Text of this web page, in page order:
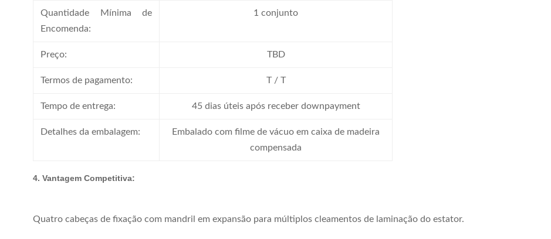
Quantidade Mínima de
Encomenda:
1 conjunto
Preço: TBD
Termos de pagamento: T / T
Tempo de entrega: 45 dias úteis após receber downpayment
Detalhes da embalagem:
Embalado com filme de vácuo em caixa de madeira
compensada
4. Vantagem Competitiva:
Quatro cabeças de fixação com mandril em expansão para múltiplos cleamentos de laminação do estator.